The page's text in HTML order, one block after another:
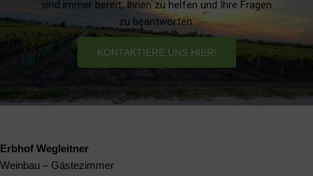
sind immer bereit, Ihnen zu helfen und Ihre Fragen
zu beantworten.
KONTAKTIERE UNS HIER!
Erbhof Wegleitner
Weinbau – Gästezimmer